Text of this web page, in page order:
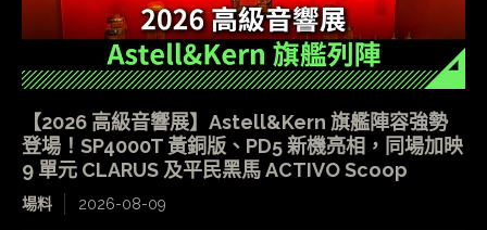
【2026 高級音響展】Astell&Kern 旗艦陣容強勢
登場！SP4000T 黃銅版、PD5 新機亮相，同場加映
9 單元 CLARUS 及平民黑馬 ACTIVO Scoop
場料 2026-08-09